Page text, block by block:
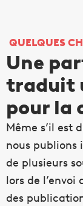
QUELQUES
Une
traduit
pour la
Même s’il est
nous publions
de plusieurs
lors de
des